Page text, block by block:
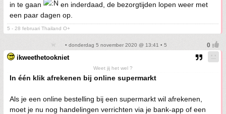
in te gaan
en inderdaad, de bezorgtijden lopen weer met
een paar dagen op.
5 - 28 februari Thailand O+
• donderdag 5 november 2020 @ 13:41 • 5
ikweethetookniet
Weet jij het wel ?
In één klik afrekenen bij online supermarkt
Als je een online bestelling bij een supermarkt wil afrekenen,
moet je nu nog handelingen verrichten via je bank-app of een